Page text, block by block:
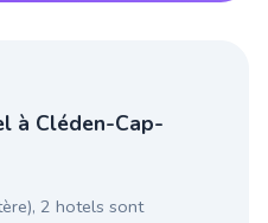
à Cléden-Cap-
2 hotels sont